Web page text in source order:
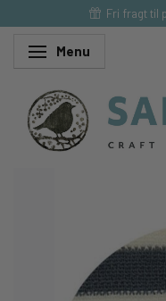
Fri fragt til
Skifte navigation
Menu